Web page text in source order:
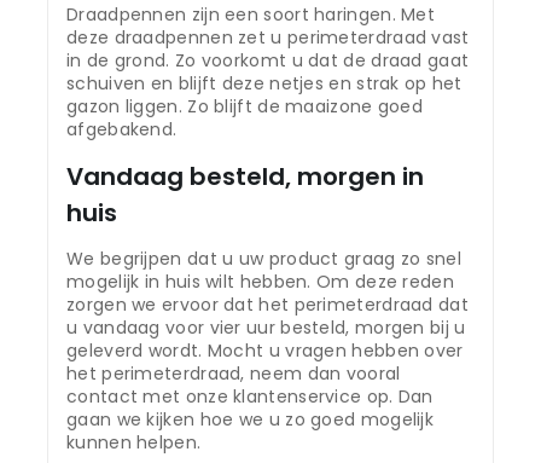
Draadpennen zijn een soort haringen. Met
deze draadpennen zet u perimeterdraad vast
in de grond. Zo voorkomt u dat de draad gaat
schuiven en blijft deze netjes en strak op het
gazon liggen. Zo blijft de maaizone goed
afgebakend.
Vandaag besteld, morgen in
huis
We begrijpen dat u uw product graag zo snel
mogelijk in huis wilt hebben. Om deze reden
zorgen we ervoor dat het perimeterdraad dat
u vandaag voor vier uur besteld, morgen bij u
geleverd wordt. Mocht u vragen hebben over
het perimeterdraad, neem dan vooral
contact met onze klantenservice op. Dan
gaan we kijken hoe we u zo goed mogelijk
kunnen helpen.